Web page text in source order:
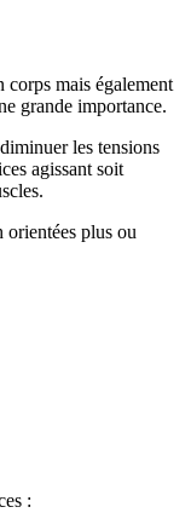
corps mais également
grande importance.
les tensions
agissant soit
orientées plus ou
: